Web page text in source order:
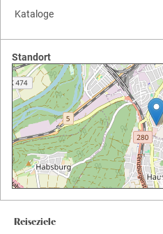
Kataloge
Standort
Reiseziele